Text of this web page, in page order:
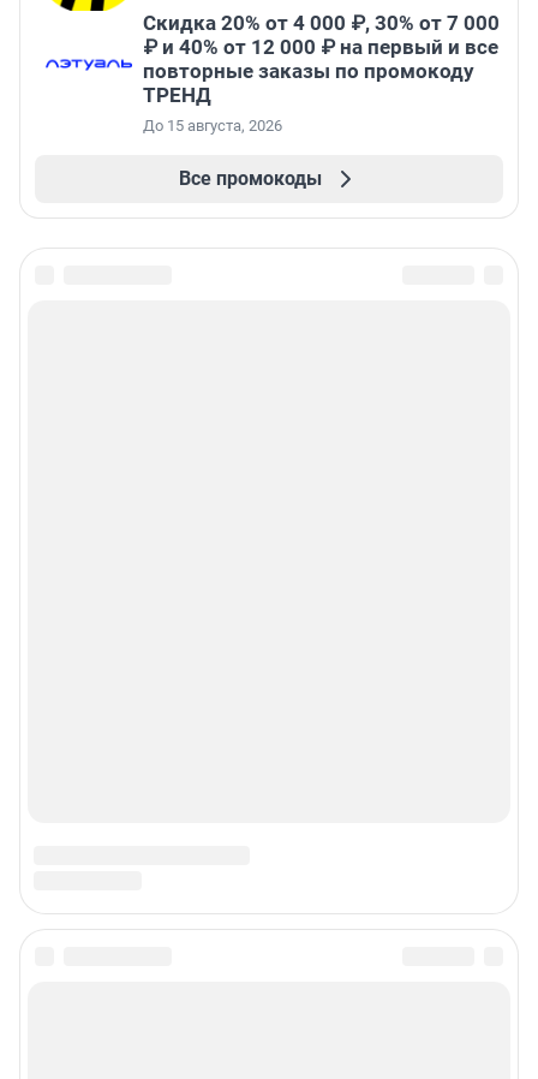
Скидка 20% от 4 000 ₽, 30% от 7 000
₽ и 40% от 12 000 ₽ на первый и все
повторные заказы по промокоду
ТРЕНД
До 15 августа, 2026
Все промокоды